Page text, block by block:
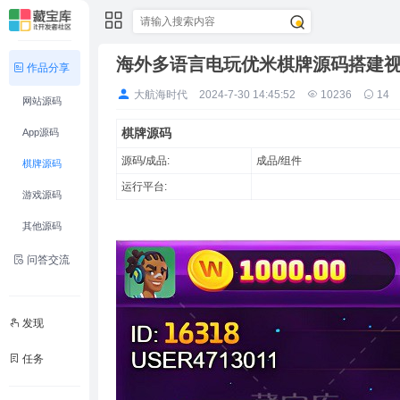
作品分享
网站源码
App源码
棋牌源码
游戏源码
其他源码
问答交流
发现
任务
海外多语言电玩优米棋牌源码搭建
大航海时代 2024-7-30 14:45:52 10236 14
棋牌源码
源码/成品: 成品/组件
运行平台: